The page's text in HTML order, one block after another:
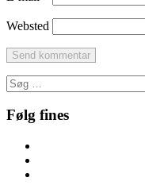
Websted
Søg
efter:
Følg fines